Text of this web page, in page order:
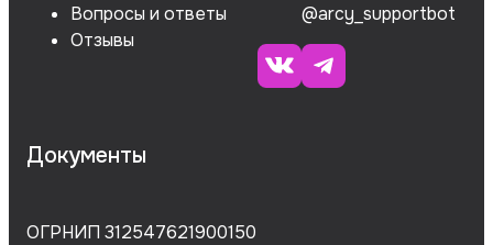
Вопросы и ответы
Отзывы
@arcy_supportbot
Документы
ОГРНИП 312547621900150